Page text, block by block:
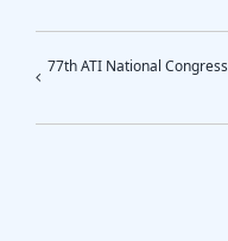
77th ATI National Congress